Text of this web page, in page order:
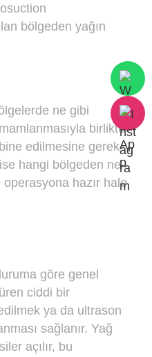
bölgeden yağın
ne gibi
birlikte
edilmesine gerek
hangi bölgeden ne
hazır hale
göre genel
ciddi bir
ya da ultrason
sağlanır. Yağ
açılır, bu